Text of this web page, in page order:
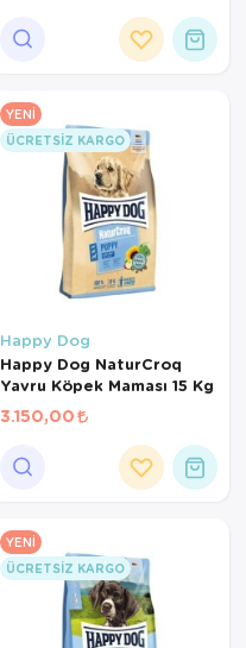
YENI
ÜCRETSIZ KARGO
Happy Dog
Happy Dog NaturCroq
Yavru Köpek Maması 15 Kg
3.150,00
YENI
ÜCRETSIZ KARGO